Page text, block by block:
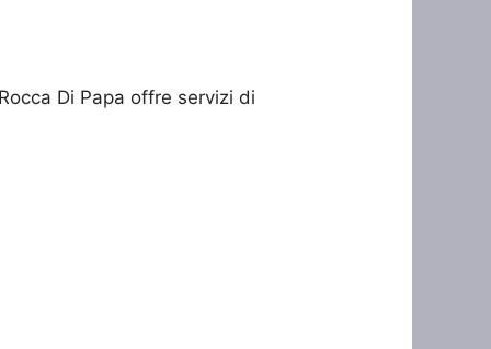
Di Papa offre servizi di